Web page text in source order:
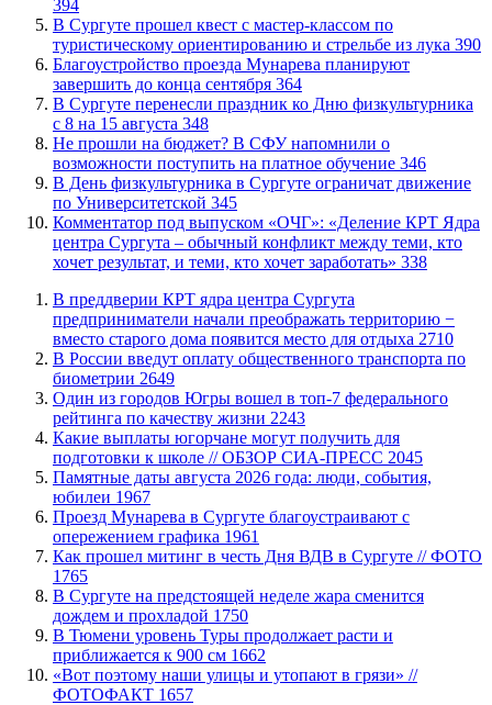
394
В Сургуте прошел квест с мастер-классом по
туристическому ориентированию и стрельбе из лука 390
Благоустройство проезда Мунарева планируют
завершить до конца сентября 364
​В Сургуте перенесли праздник ко Дню физкультурника
с 8 на 15 августа 348
Не прошли на бюджет? В СФУ напомнили о
возможности поступить на платное обучение 346
​В День физкультурника в Сургуте ограничат движение
по Университетской 345
​Комментатор под выпуском «ОЧГ»: «Деление КРТ Ядра
центра Сургута – обычный конфликт между теми, кто
хочет результат, и теми, кто хочет заработать» 338
​В преддверии КРТ ядра центра Сургута
предприниматели начали преображать территорию −
вместо старого дома появится место для отдыха 2710
В России введут оплату общественного транспорта по
биометрии 2649
Один из городов Югры вошел в топ-7 федерального
рейтинга по качеству жизни 2243
Какие выплаты югорчане могут получить для
подготовки к школе // ОБЗОР СИА-ПРЕСС 2045
​Памятные даты августа 2026 года: люди, события,
юбилеи 1967
​Проезд Мунарева в Сургуте благоустраивают с
опережением графика 1961
Как прошел митинг в честь Дня ВДВ в Сургуте // ФОТО
1765
В Сургуте на предстоящей неделе жара сменится
дождем и прохладой 1750
В Тюмени уровень Туры продолжает расти и
приближается к 900 см 1662
«Вот поэтому наши улицы и утопают в грязи» //
ФОТОФАКТ 1657